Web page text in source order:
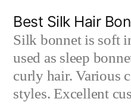
contenido
Best Silk Hair
Silk bonnet is soft
used as sleep
curly hair. Various
styles. Excellent